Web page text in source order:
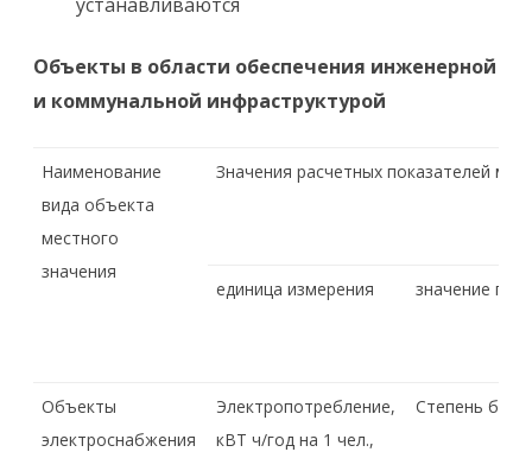
Объекты в области обеспечения инженерной
и коммунальной инфраструктурой
Наименование
вида объекта
местного
значения
Значения расчетных показателей
единица измерения значение
Объекты
электроснабжения
Электропотребление,
кВТ ч/год на 1 чел.,
Степень